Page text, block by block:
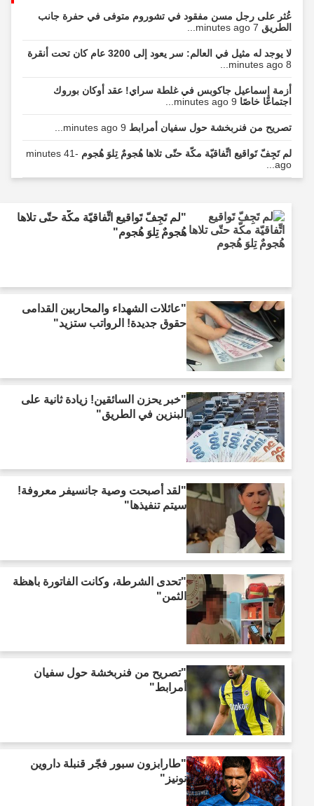
عُثر على رجل مسن مفقود في تشوروم متوفى في حفرة جانب
الطريق7 minutes ago...
لا يوجد له مثيل في العالم: سر يعود إلى 3200 عام كان تحت أنقرة
أزمة إسماعيل جاكوبس في غلطة سراي! عقد أوكان بوروك
اجتماعًا خاصًا9 minutes ago...
تصريح من فنربخشة حول سفيان أمرابط9 minutes ago...
لم تَجِفّ تَواقيع اتِّفاقيّة مكّة حتّى تلاها هُجومٌ تِلوَ هُجوم
-41 minutes
ago...
"لم تَجِفّ تَواقيع اتِّفاقيّة مكّة حتّى تلاها
هُجومٌ تِلوَ هُجوم"
"عائلات الشهداء والمحاربين القدامى
حقوق جديدة! الرواتب ستزيد"
"خبر يحزن السائقين! زيادة ثانية على
البنزين في الطريق"
"لقد أصبحت وصية جانسيفر معروفة!
سيتم تنفيذها"
"تحدى الشرطة، وكانت الفاتورة باهظة
الثمن"
"تصريح من فنربخشة حول سفيان
أمرابط"
"طارابزون سبور فجّر قنبلة داروين
نونيز"